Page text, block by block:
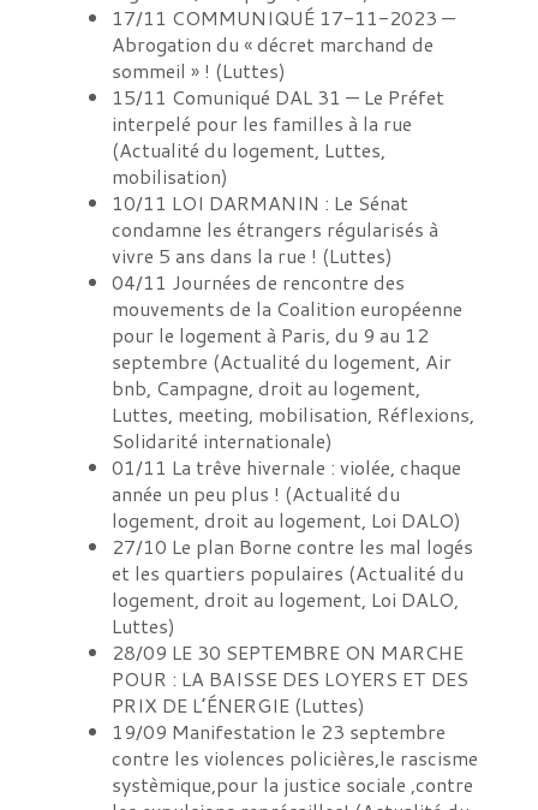
17/11 COMMUNIQUÉ 17-11-2023 —
Abrogation du « décret marchand de
sommeil » ! (Luttes)
15/11 Comuniqué DAL 31 — Le Préfet
interpelé pour les familles à la rue
(Actualité du logement, Luttes,
mobilisation)
10/11 LOI DARMANIN : Le Sénat
condamne les étrangers régularisés à
vivre 5 ans dans la rue ! (Luttes)
04/11 Journées de rencontre des
mouvements de la Coalition européenne
pour le logement à Paris, du 9 au 12
septembre (Actualité du logement, Air
bnb, Campagne, droit au logement,
Luttes, meeting, mobilisation, Réflexions,
Solidarité internationale)
01/11 La trêve hivernale : violée, chaque
année un peu plus ! (Actualité du
logement, droit au logement, Loi DALO)
27/10 Le plan Borne contre les mal logés
et les quartiers populaires (Actualité du
logement, droit au logement, Loi DALO,
Luttes)
28/09 LE 30 SEPTEMBRE ON MARCHE
POUR : LA BAISSE DES LOYERS ET DES
PRIX DE L’ÉNERGIE (Luttes)
19/09 Manifestation le 23 septembre
contre les violences policières,le rascisme
systèmique,pour la justice sociale ,contre